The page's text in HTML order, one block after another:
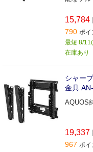
15,784
790 ポイ
最短 8/
在庫あり
シャー
金具
AQUOS
19,337
967 ポイ